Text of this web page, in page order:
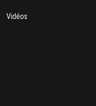
Vidéos